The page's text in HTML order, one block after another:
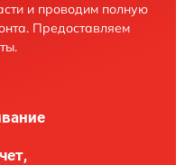
и проводим полную
Предоставляем